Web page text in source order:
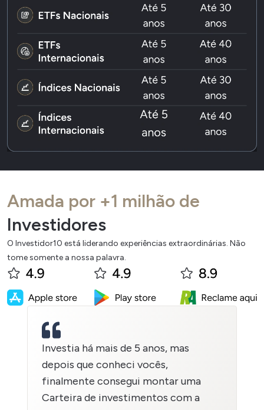
Amada por +1 milhão de
Investidores
O Investidor10 está liderando experiências extraordinárias. Não
tome somente a nossa palavra.
Investia há mais de 5 anos, mas
depois que conheci vocês,
finalmente consegui montar uma
Carteira de investimentos com a